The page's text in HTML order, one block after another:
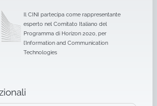
Il CINI partecipa come rappresentante
esperto nel Comitato Italiano del
Programma di Horizon 2020, per
l’Information and Communication
Technologies